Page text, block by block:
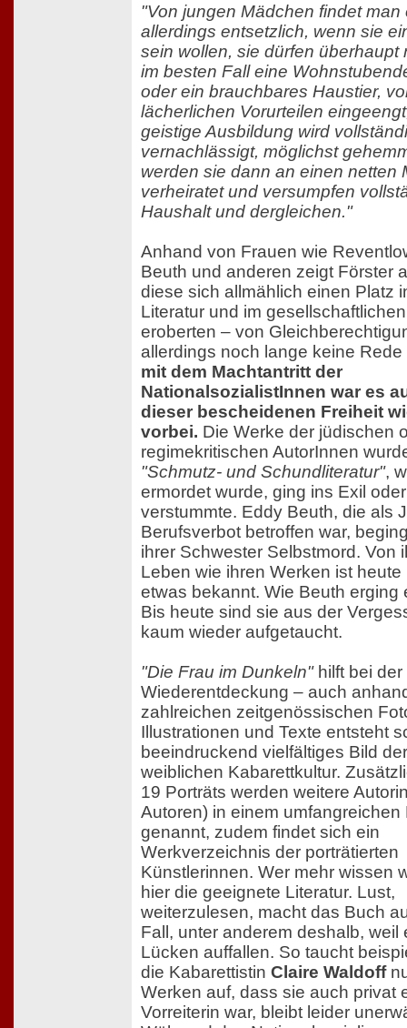
"Von jungen Mädchen findet man
allerdings entsetzlich, wenn sie
sein wollen, sie dürfen überhaupt
im besten Fall eine
oder ein brauchbares Haustier,
lächerlichen Vorurteilen
geistige Ausbildung wird
vernachlässigt, möglichst
werden sie dann an einen netten
verheiratet und versumpfen
Haushalt und dergleichen."
Anhand von Frauen wie
Beuth und anderen zeigt Förster
diese sich allmählich einen Platz
Literatur und im
eroberten – von
allerdings noch lange keine
mit dem Machtantritt der
NationalsozialistInnen war es
dieser bescheidenen Freiheit
vorbei. Die Werke der jüdischen
regimekritischen AutorInnen
"Schmutz- und Schundliteratur",
ermordet wurde, ging ins Exil oder
verstummte. Eddy Beuth, die als
Berufsverbot betroffen war,
ihrer Schwester Selbstmord. Von
Leben wie ihren Werken ist
etwas bekannt. Wie Beuth erging
Bis heute sind sie aus der
kaum wieder aufgetaucht.
"Die Frau im Dunkeln"hilft bei der
Wiederentdeckung – auch
zahlreichen zeitgenössischen
Illustrationen und Texte entsteht
beeindruckend vielfältiges Bild der
weiblichen Kabarettkultur.
19 Porträts werden weitere
Autoren) in einem umfangreichen
genannt, zudem findet sich ein
Werkverzeichnis der porträtierten
Künstlerinnen. Wer mehr wissen
hier die geeignete Literatur. Lust,
weiterzulesen, macht das Buch
Fall, unter anderem deshalb, weil
Lücken auffallen. So taucht
die Kabarettistin Claire Waldoff
Werken auf, dass sie auch privat
Vorreiterin war, bleibt leider